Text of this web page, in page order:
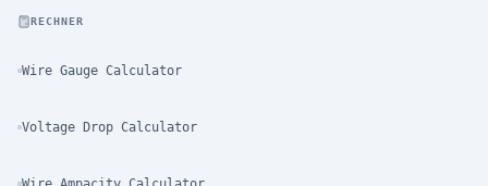
RECHNER
Wire Gauge Calculator
Voltage Drop Calculator